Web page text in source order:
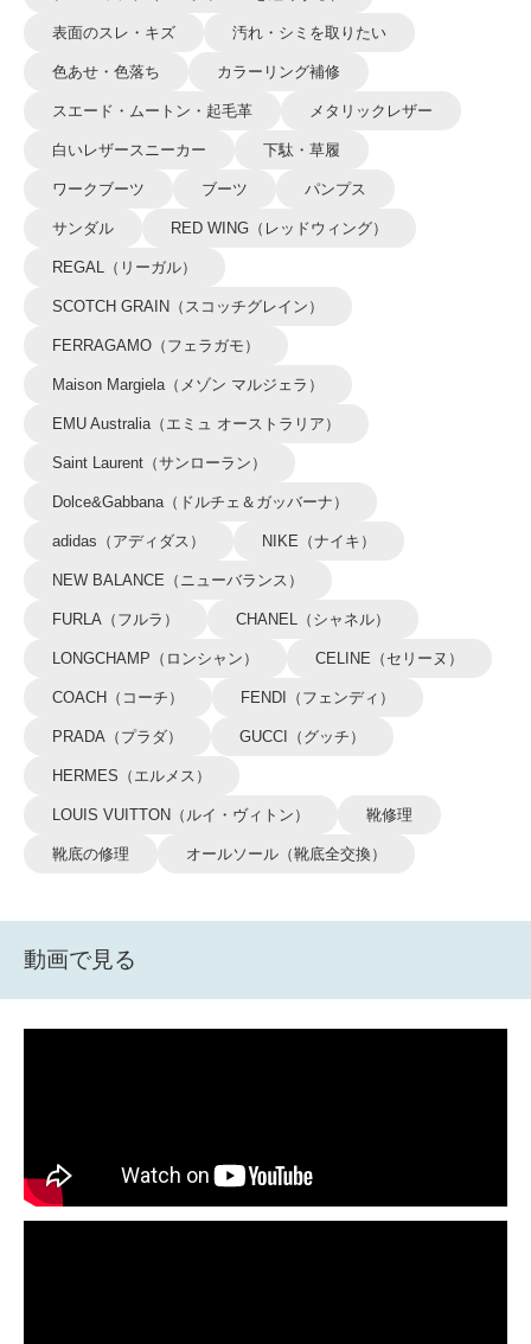
表面のスレ・キズ 汚れ・シミを取りたい
色あせ・色落ち カラーリング補修
スエード・ムートン・起毛革 メタリックレザー
白いレザースニーカー 下駄・草履
ワークブーツ ブーツ パンプス
サンダル RED WING（レッドウィング）
REGAL（リーガル）
SCOTCH GRAIN（スコッチグレイン）
FERRAGAMO（フェラガモ）
Maison Margiela（メゾン マルジェラ）
EMU Australia（エミュ オーストラリア）
Saint Laurent（サンローラン）
Dolce&Gabbana（ドルチェ＆ガッバーナ）
adidas（アディダス） NIKE（ナイキ）
NEW BALANCE（ニューバランス）
FURLA（フルラ） CHANEL（シャネル）
LONGCHAMP（ロンシャン） CELINE（セリーヌ）
COACH（コーチ） FENDI（フェンディ）
PRADA（プラダ） GUCCI（グッチ）
HERMES（エルメス）
LOUIS VUITTON（ルイ・ヴィトン） 靴修理
靴底の修理 オールソール（靴底全交換）
動画で見る